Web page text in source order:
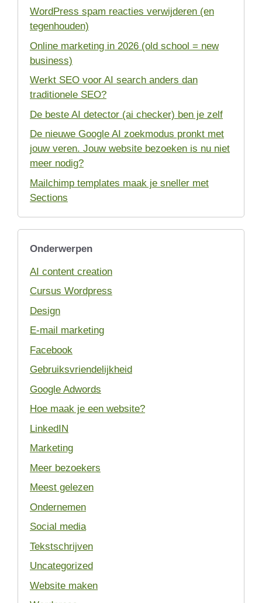
WordPress spam reacties verwijderen (en
tegenhouden)
Online marketing in 2026 (old school = new
business)
Werkt SEO voor AI search anders dan
traditionele SEO?
De beste AI detector (ai checker) ben je zelf
De nieuwe Google AI zoekmodus pronkt met
jouw veren. Jouw website bezoeken is nu niet
meer nodig?
Mailchimp templates maak je sneller met
Sections
Onderwerpen
AI content creation
Cursus Wordpress
Design
E-mail marketing
Facebook
Gebruiksvriendelijkheid
Google Adwords
Hoe maak je een website?
LinkedIN
Marketing
Meer bezoekers
Meest gelezen
Ondernemen
Social media
Tekstschrijven
Uncategorized
Website maken